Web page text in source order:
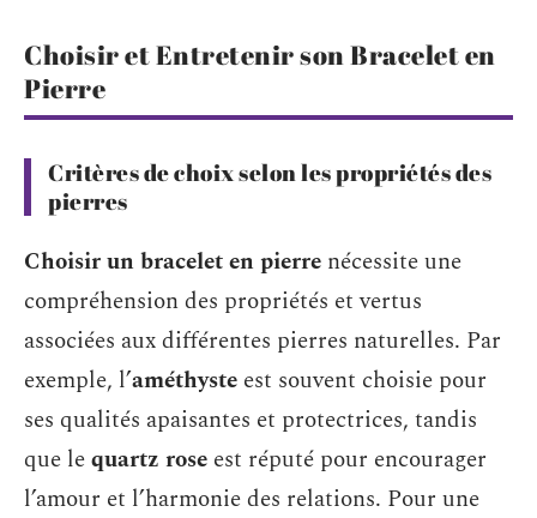
Choisir et Entretenir son Bracelet en
Pierre
Critères de choix selon les propriétés des
pierres
Choisir un bracelet en pierre nécessite une
compréhension des propriétés et vertus
associées aux différentes pierres naturelles. Par
exemple, l’améthyste est souvent choisie pour
ses qualités apaisantes et protectrices, tandis
que lequartz rose est réputé pour encourager
l’amour et l’harmonie des relations. Pour une